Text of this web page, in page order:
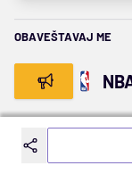
OBAVEŠTAVAJ ME
SLEDEĆA VEST